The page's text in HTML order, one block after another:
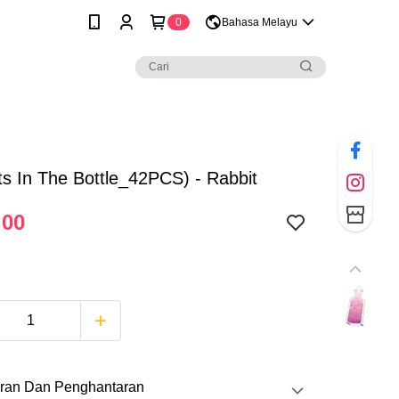
0 Bahasa Melayu
In The Bottle_42PCS) - Rabbit
Dan Penghantaran